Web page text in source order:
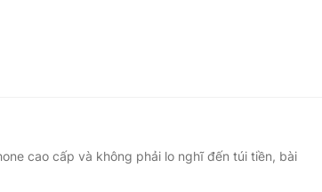
Học trực tuyến
cao cấp và không phải lo nghĩ đến túi tiền, bài